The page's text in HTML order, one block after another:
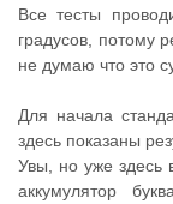
Все тесты
градусов, потому
не думаю что это
Для начала
здесь показаны
Увы, но уже здесь
аккумулятор